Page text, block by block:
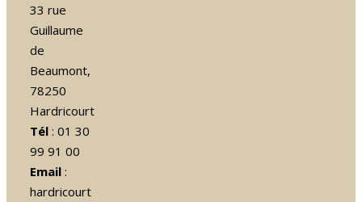
33 rue
Guillaume
de
Beaumont,
78250
Hardricourt
Tél : 01 30
99 91 00
Email :
hardricourt